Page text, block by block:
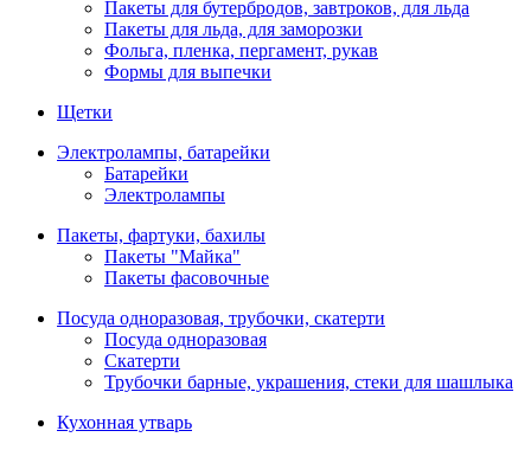
Пакеты для бутербродов, завтроков, для льда
Пакеты для льда, для заморозки
Фольга, пленка, пергамент, рукав
Формы для выпечки
Щетки
Электролампы, батарейки
Батарейки
Электролампы
Пакеты, фартуки, бахилы
Пакеты "Майка"
Пакеты фасовочные
Посуда одноразовая, трубочки, скатерти
Посуда одноразовая
Скатерти
Трубочки барные, украшения, стеки для шашлыка
Кухонная утварь